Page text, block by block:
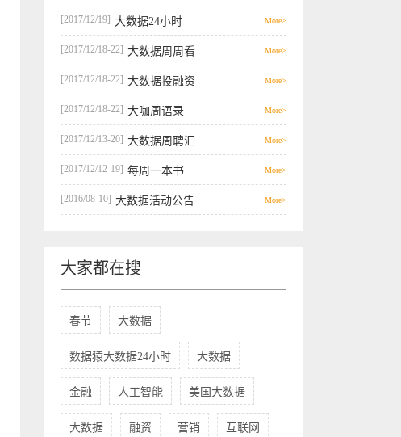
[2017/12/19] 大数据24小时 More>
[2017/12/18-22] 大数据周周看 More>
[2017/12/18-22] 大数据投融资 More>
[2017/12/18-22] 大咖周语录 More>
[2017/12/13-20] 大数据周聘汇 More>
[2017/12/12-19] 每周一本书 More>
[2016/08-10] 大数据活动公告 More>
大家都在搜
春节 大数据
数据猿大数据24小时 大数据
金融 人工智能 美国大数据
大数据 融资 营销 互联网